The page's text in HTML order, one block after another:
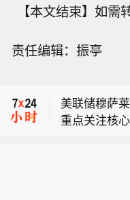
【本文结束】如
责任编辑：振亭
美联储穆萨
重点关注核心